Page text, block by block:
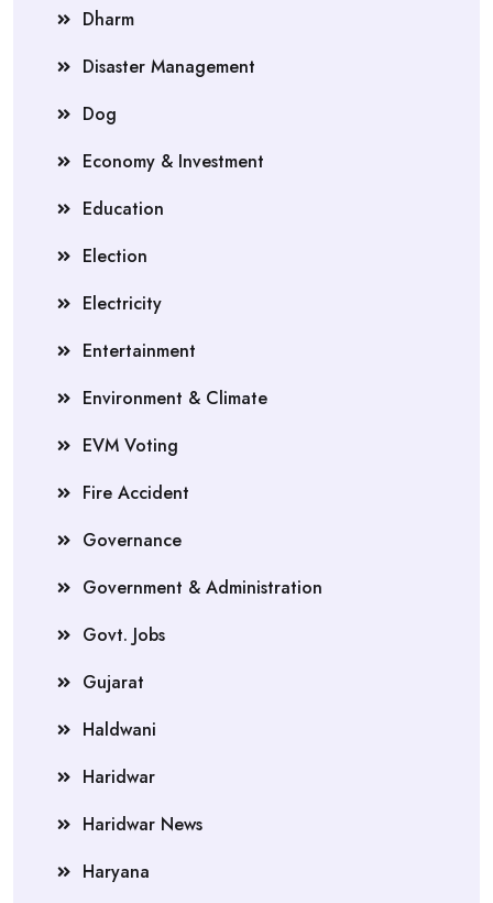
Dharm
Disaster Management
Dog
Economy & Investment
Education
Election
Electricity
Entertainment
Environment & Climate
EVM Voting
Fire Accident
Governance
Government & Administration
Govt. Jobs
Gujarat
Haldwani
Haridwar
Haridwar News
Haryana